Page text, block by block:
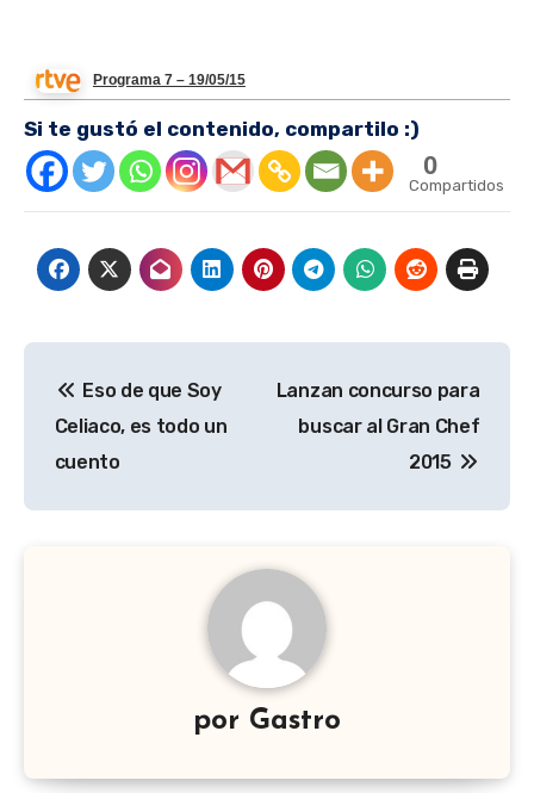
Programa 7 – 19/05/15
Si te gustó el contenido, compartilo :)
0
Compartidos
de
entradas
Eso de que Soy
Celiaco, es todo un
cuento
Lanzan concurso para
buscar al Gran Chef
2015
por Gastro